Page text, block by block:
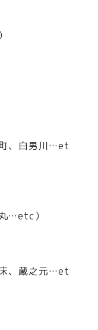
町、白男川…et
…etc）
床、蔵之元…et